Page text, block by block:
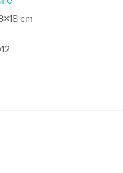
cm